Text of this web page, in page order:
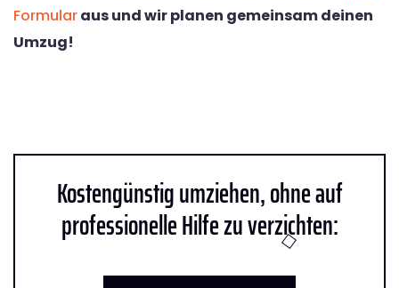
Formularaus und wir planen gemeinsam deinen
Umzug!
Kostengünstig umziehen, ohne auf
professionelle Hilfe zu verzichten: